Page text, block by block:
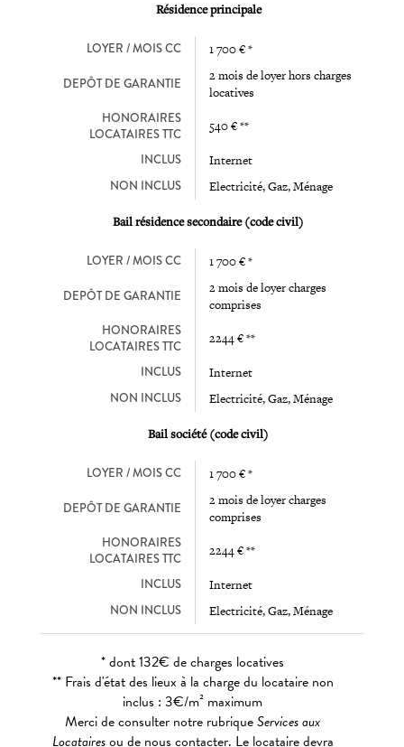
Résidence principale
LOYER / MOIS CC 1 700 € *
DEPÔT DE GARANTIE
2 mois de loyer hors charges
locatives
HONORAIRES
LOCATAIRES TTC
540 € **
INCLUS Internet
NON INCLUS Electricité, Gaz, Ménage
Bail résidence secondaire (code civil)
LOYER / MOIS CC 1 700 € *
DEPÔT DE GARANTIE
2 mois de loyer charges
comprises
HONORAIRES
LOCATAIRES TTC
2244 € **
INCLUS Internet
NON INCLUS Electricité, Gaz, Ménage
Bail société (code civil)
LOYER / MOIS CC 1 700 € *
DEPÔT DE GARANTIE
2 mois de loyer charges
comprises
HONORAIRES
LOCATAIRES TTC
2244 € **
INCLUS Internet
NON INCLUS Electricité, Gaz, Ménage
* dont 132€ de charges locatives
** Frais d'état des lieux à la charge du locataire non
inclus : 3€/m² maximum
Merci de consulter notre rubriqueServices aux
Locatairesou de nous contacter. Le locataire devra